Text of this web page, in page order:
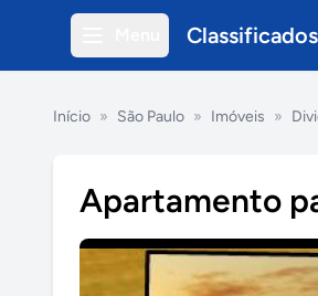
Início » São Paulo » Imóveis »
Apartamento